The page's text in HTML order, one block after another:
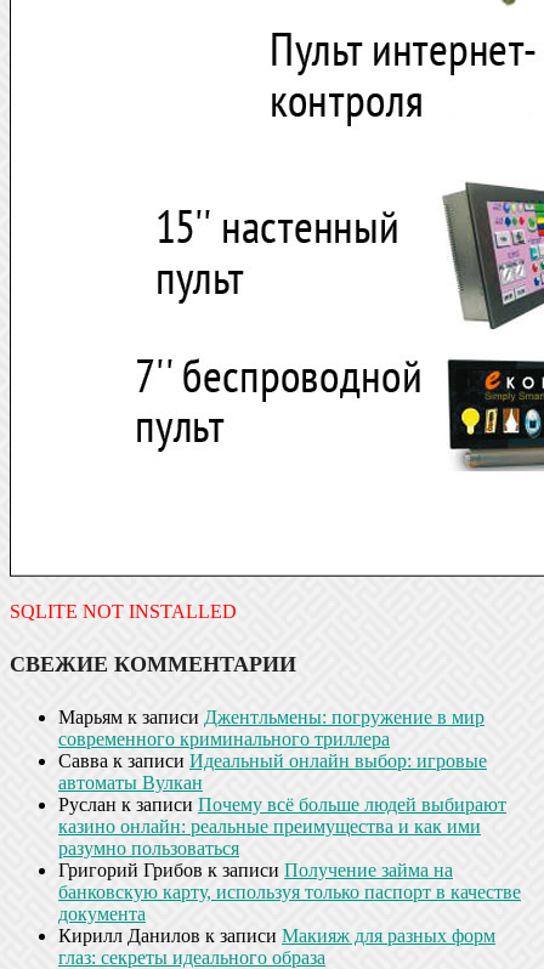
SQLITE NOT INSTALLED
СВЕЖИЕ КОММЕНТАРИИ
Марьям к записи Джентльмены: погружение в мир
современного криминального триллера
Савва к записи Идеальный онлайн выбор: игровые
автоматы Вулкан
Руслан к записи Почему всё больше людей выбирают
казино онлайн: реальные преимущества и как ими
разумно пользоваться
Григорий Грибов к записи Получение займа на
банковскую карту, используя только паспорт в качестве
документа
Кирилл Данилов к записи Макияж для разных форм
глаз: секреты идеального образа